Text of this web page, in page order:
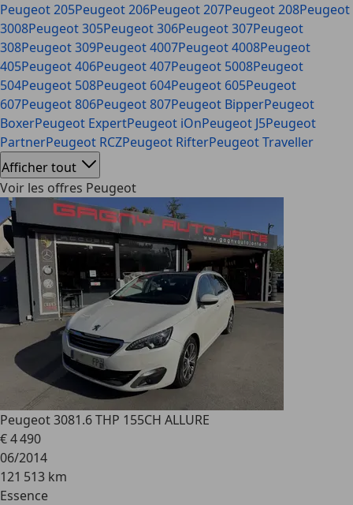
Peugeot 205Peugeot 206Peugeot 207Peugeot 208Peugeot
3008Peugeot 305Peugeot 306Peugeot 307Peugeot
308Peugeot 309Peugeot 4007Peugeot 4008Peugeot
405Peugeot 406Peugeot 407Peugeot 5008Peugeot
504Peugeot 508Peugeot 604Peugeot 605Peugeot
607Peugeot 806Peugeot 807Peugeot BipperPeugeot
BoxerPeugeot ExpertPeugeot iOnPeugeot J5Peugeot
PartnerPeugeot RCZPeugeot RifterPeugeot Traveller
Afficher tout
Voir les offres Peugeot
Peugeot 3081.6 THP 155CH ALLURE
€ 4 490
06/2014
121 513 km
Essence